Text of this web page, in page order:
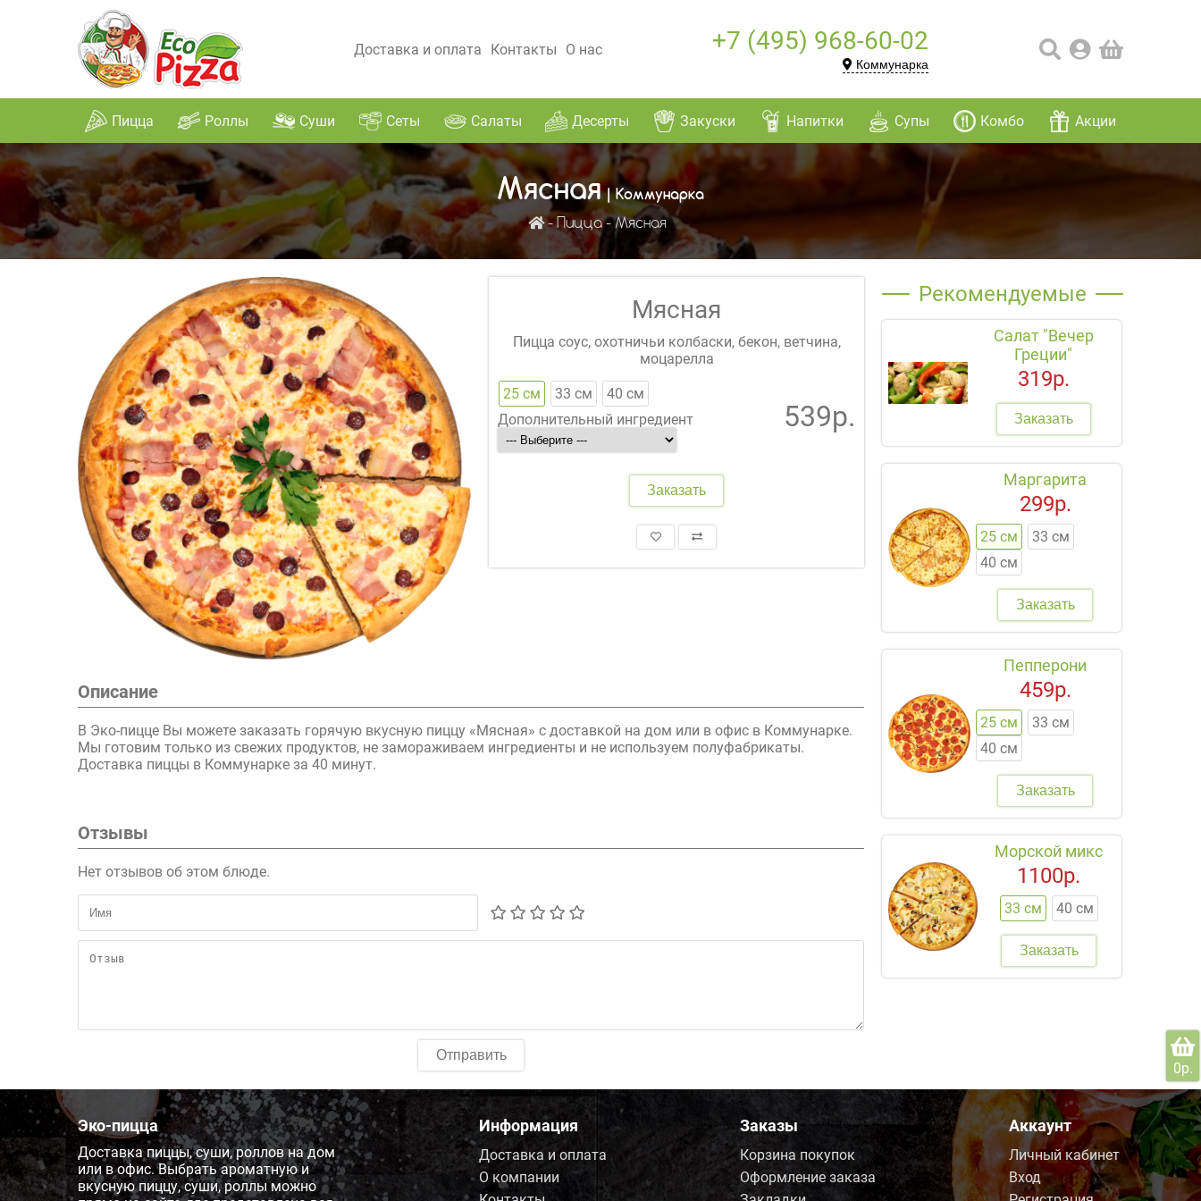
Доставка и оплата Контакты О нас +7 (495) 968-60-02
Коммунарка
Пицца Роллы Суши Сеты Салаты Десерты Закуски Напитки Супы Комбо Акции
0р.
Мясная| Коммунарка
Пицца Мясная
Мясная
Пицца соус, охотничьи колбаски, бекон, ветчина,
моцарелла
25 см 33 см
40 см
Дополнительный ингредиент
539р.
Заказать
Описание
В Эко-пицце Вы можете заказать горячую вкусную пиццу «Мясная» с доставкой на дом или в офис в Коммунарке.
Мы готовим только из свежих продуктов, не замораживаем ингредиенты и не используем полуфабрикаты.
Доставка пиццы в Коммунарке за 40 минут.
Отзывы
Нет отзывов об этом блюде.
Отправить
Рекомендуемые
Салат "Вечер
Греции"
319р.
Заказать
Маргарита
25 см
33 см
40 см
299р.
Заказать
Пепперони
25 см
33 см
40 см
459р.
Заказать
Морской микс
33 см 40 см
1100р.
Заказать
Эко-пицца
Доставка пиццы, суши, роллов на дом
или в офис. Выбрать ароматную и
вкусную пиццу, суши, роллы можно
Информация
Доставка и оплата
О компании
Заказы
Корзина покупок
Оформление заказа
Аккаунт
Личный кабинет
Вход